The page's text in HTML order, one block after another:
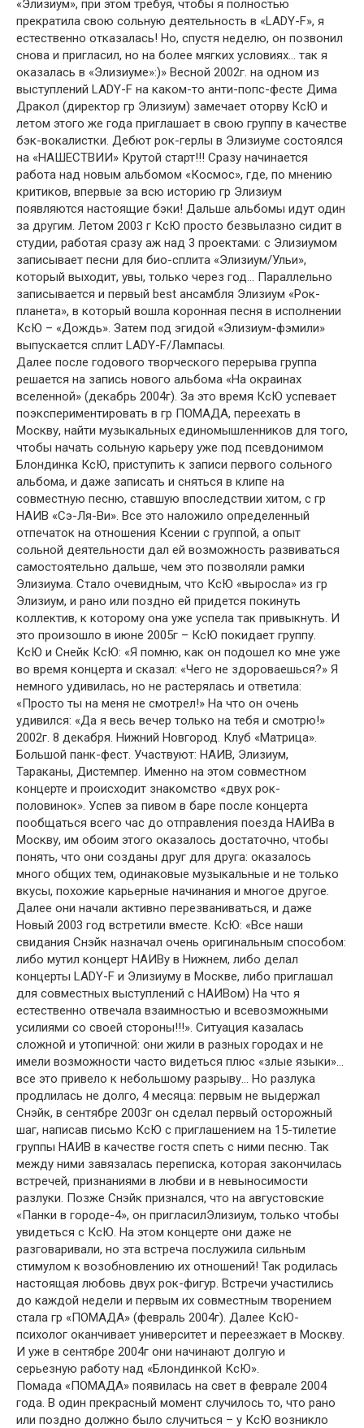
«Элизиум», при этом требуя, чтобы я полностью
прекратила свою сольную деятельность в «LADY-F», я
естественно отказалась! Но, спустя неделю, он позвонил
снова и пригласил, но на более мягких условиях… так я
оказалась в «Элизиуме»:)» Весной 2002г. на одном из
выступлений LADY-F на каком-то анти-попс-фесте Дима
Дракол (директор гр Элизиум) замечает оторву КсЮ и
летом этого же года приглашает в свою группу в качестве
бэк-вокалистки. Дебют рок-герлы в Элизиуме состоялся
на «НАШЕСТВИИ» Крутой старт!!! Сразу начинается
работа над новым альбомом «Космос», где, по мнению
критиков, впервые за всю историю гр Элизиум
появляются настоящие бэки! Дальше альбомы идут один
за другим. Летом 2003 г КсЮ просто безвылазно сидит в
студии, работая сразу аж над 3 проектами: с Элизиумом
записывает песни для био-сплита «Элизиум/Ульи»,
который выходит, увы, только через год… Параллельно
записывается и первый best ансамбля Элизиум «Рок-
планета», в который вошла коронная песня в исполнении
КсЮ – «Дождь». Затем под эгидой «Элизиум-фэмили»
выпускается cплит LADY-F/Лампасы.
Далее после годового творческого перерыва группа
решается на запись нового альбома «На окраинах
вселенной» (декабрь 2004г). За это время КсЮ успевает
поэкспериментировать в гр ПОМАДА, переехать в
Москву, найти музыкальных единомышленников для того,
чтобы начать сольную карьеру уже под псевдонимом
Блондинка КсЮ, приступить к записи первого сольного
альбома, и даже записать и сняться в клипе на
совместную песню, ставшую впоследствии хитом, с гр
НАИВ «Сэ-Ля-Ви». Все это наложило определенный
отпечаток на отношения Ксении с группой, а опыт
сольной деятельности дал ей возможность развиваться
самостоятельно дальше, чем это позволяли рамки
Элизиума. Стало очевидным, что КсЮ «выросла» из гр
Элизиум, и рано или поздно ей придется покинуть
коллектив, к которому она уже успела так привыкнуть. И
это произошло в июне 2005г – КсЮ покидает группу.
КсЮ и Снейк КсЮ: «Я помню, как он подошел ко мне уже
во время концерта и сказал: «Чего не здороваешься?» Я
немного удивилась, но не растерялась и ответила:
«Просто ты на меня не смотрел!» На что он очень
удивился: «Да я весь вечер только на тебя и смотрю!»
2002г. 8 декабря. Нижний Новгород. Клуб «Матрица».
Большой панк-фест. Участвуют: НАИВ, Элизиум,
Тараканы, Дистемпер. Именно на этом совместном
концерте и происходит знакомство «двух рок-
половинок». Успев за пивом в баре после концерта
пообщаться всего час до отправления поезда НАИВа в
Москву, им обоим этого оказалось достаточно, чтобы
понять, что они созданы друг для друга: оказалось
много общих тем, одинаковые музыкальные и не только
вкусы, похожие карьерные начинания и многое другое.
Далее они начали активно перезваниваться, и даже
Новый 2003 год встретили вместе. КсЮ: «Все наши
свидания Снэйк назначал очень оригинальным способом:
либо мутил концерт НАИВу в Нижнем, либо делал
концерты LADY-F и Элизиуму в Москве, либо приглашал
для совместных выступлений с НАИВом) На что я
естественно отвечала взаимностью и всевозможными
усилиями со своей стороны!!!». Ситуация казалась
сложной и утопичной: они жили в разных городах и не
имели возможности часто видеться плюс «злые языки»…
все это привело к небольшому разрыву… Но разлука
продлилась не долго, 4 месяца: первым не выдержал
Снэйк, в сентябре 2003г он сделал первый осторожный
шаг, написав письмо КсЮ с приглашением на 15-тилетие
группы НАИВ в качестве гостя спеть с ними песню. Так
между ними завязалась переписка, которая закончилась
встречей, признаниями в любви и в невыносимости
разлуки. Позже Снэйк признался, что на августовские
«Панки в городе-4», он пригласилЭлизиум, только чтобы
увидеться с КсЮ. На этом концерте они даже не
разговаривали, но эта встреча послужила сильным
стимулом к возобновлению их отношений! Так родилась
настоящая любовь двух рок-фигур. Встречи участились
до каждой недели и первым их совместным творением
стала гр «ПОМАДА» (февраль 2004г). Далее КсЮ-
психолог оканчивает университет и переезжает в Москву.
И уже в сентябре 2004г они начинают долгую и
серьезную работу над «Блондинкой КсЮ».
Помада «ПОМАДА» появилась на свет в феврале 2004
года. В один прекрасный момент случилось то, что рано
или поздно должно было случиться – у КсЮ возникло